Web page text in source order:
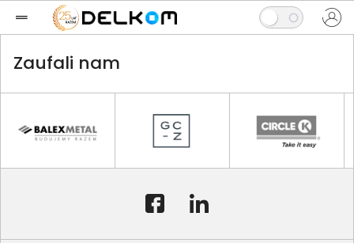
Zaufali nam